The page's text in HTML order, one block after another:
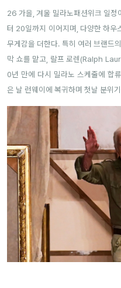
26 가을, 겨울 밀라노패션위크 일정
터 20일까지 이어지며, 다양한 하우
무게감을 더한다. 특히 여러 브랜드
막 쇼를 맡고, 랄프 로렌(Ralph
0년 만에 다시 밀라노 스케줄에 합
은 날 런웨이에 복귀하며 첫날 분위